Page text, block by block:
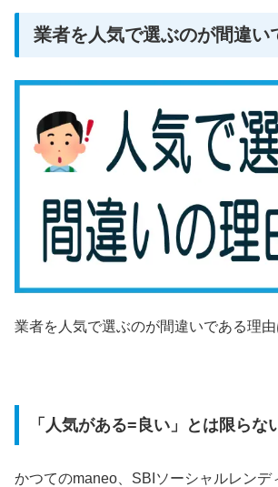
業者を人気で選ぶのが間違い
業者を人気で選ぶのが間違いである理由
「人気がある=良い」とは限らな
かつてのmaneo、SBIソーシャルレンデ